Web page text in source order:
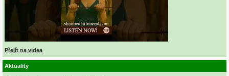
Přejít na videa
Aktuality